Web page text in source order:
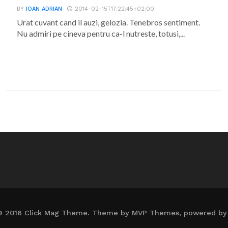
BYIOAN ADRIAN 2014-02-15T17:22:45+02:00
Urat cuvant cand il auzi, gelozia. Tenebros sentiment.
Nu admiri pe cineva pentru ca-l nutreste, totusi,...
2016 Click Mag Theme. Theme by MVP Themes, powered by